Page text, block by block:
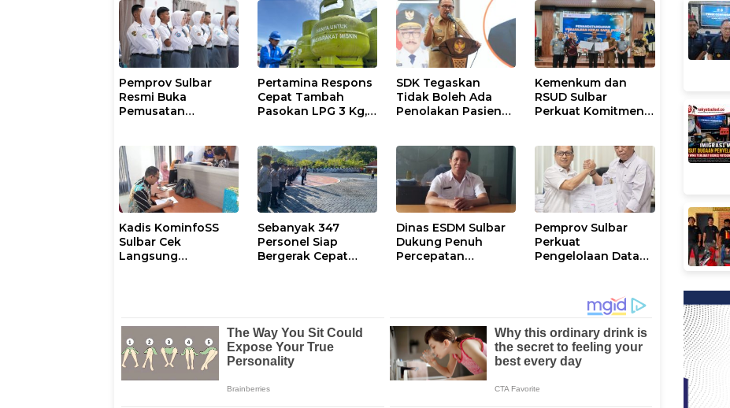
Pemprov Sulbar
Resmi Buka
Pemusatan
Pertamina Respons
Cepat Tambah
Pasokan LPG 3 Kg,
Berlangsung
Kondusif
SDK Tegaskan
Tidak Boleh Ada
Penolakan Pasien
Kesehatan
Kemenkum dan
RSUD Sulbar
Perkuat Komitmen
Intelektual
Kadis KominfoSS
Sulbar Cek
Langsung
Sebanyak 347
Personel Siap
Bergerak Cepat
Dinas ESDM Sulbar
Dukung Penuh
Percepatan
Pemprov Sulbar
Perkuat
Pengelolaan Data
17 Tahun 2023